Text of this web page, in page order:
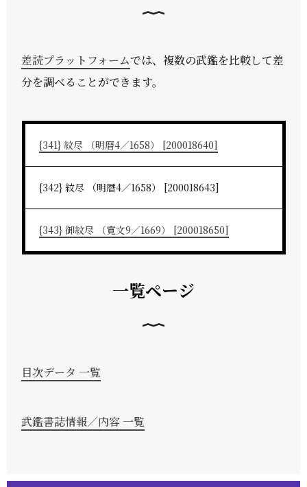
差読プラットフォームでは、複数の武鑑を比較して差
分を調べることができます。
{341} 紋尽 （明暦4／1658） [200018640]
{342} 紋尽 （明暦4／1658） [200018643]
{343} 御紋尽 （寛文9／1669） [200018650]
一覧ページ
目次データ 一覧
武鑑書誌情報／内容 一覧